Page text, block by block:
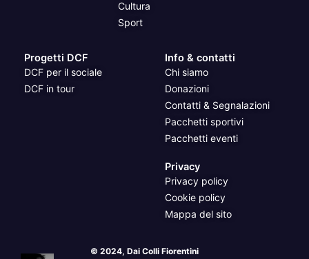
Cultura
Sport
Progetti DCF
DCF per il sociale
DCF in tour
Info & contatti
Chi siamo
Donazioni
Contatti & Segnalazioni
Pacchetti sportivi
Pacchetti eventi
Privacy
Privacy policy
Cookie policy
Mappa del sito
© 2024, Dai Colli Fiorentini